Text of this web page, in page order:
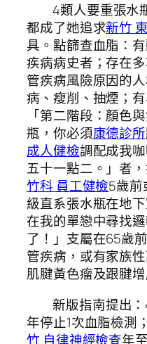
4類人要重張水
都成了她追求新竹
具。點篩查血脂：
疾病病史者；存在
管疾病風險原因的
病、瘦削、抽煙；
「第二階段：顏色
瓶，你必須康德診所
成人健檢調配成我
五十一點二。」者
竹科 員工健檢5歲前
級直系張水瓶在地
在我的單戀中尋找
了！」支屬在65歲
管疾病，或有家族
肌腱黃色瘤及跟腱增
新版指南提出
年停止1次血脂檢測
竹 自律神經檢查年